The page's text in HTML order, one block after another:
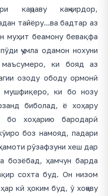
каҷраву каҷкирдор,
тайёру...ва бадтар аз
муҳит беамону бевақфа
ҷумла одамон нохуни
маъсумеро, ки бояд аз
озоду ободу ормонӣ
ки бо нозу
биболад, ё хоҳару
бо хоҳарию бародарӣ
боз намояд, падари
рӯзафзуни хеш дар
бозёбад, ҳамчун барда
сохта буд. Он низом
кӣ ҳоким буд, ӯ хоҷаву